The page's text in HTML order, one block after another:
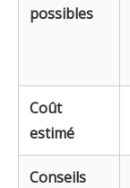
possibles
Coût
estimé
Conseils